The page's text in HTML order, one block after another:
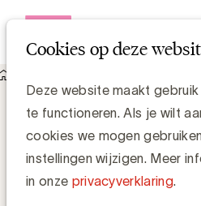
Cookies op deze
Deze website maakt
te functioneren. Als je wilt
cookies we mogen
instellingen wijzigen. Meer
in onze privacyverklaring.
Wat is
Grégory Marchandise, UBA
Domain lead Data & Technology and